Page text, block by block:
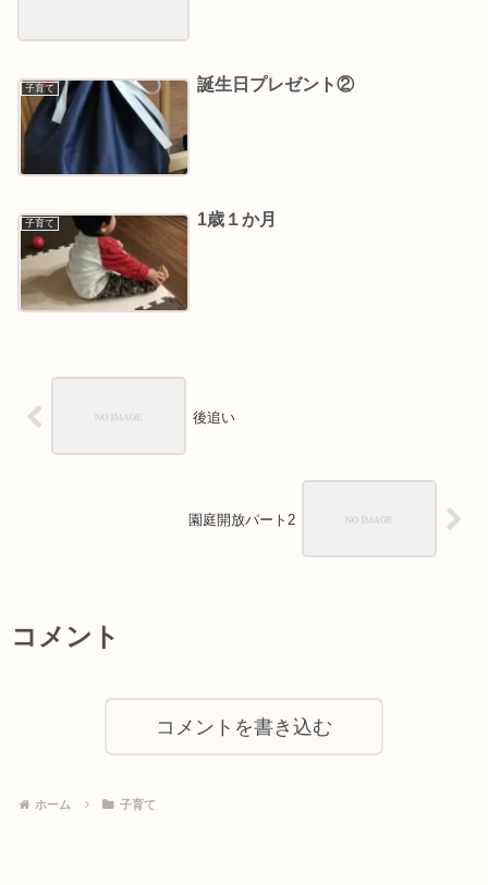
子育て 誕生日プレゼント②
子育て 1歳１か月
後追い
園庭開放パート2
コメント
コメントを書き込む
ホーム 子育て